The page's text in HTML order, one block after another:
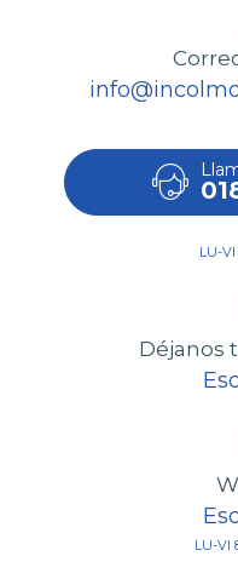
LU-
Déjanos
LU-VI